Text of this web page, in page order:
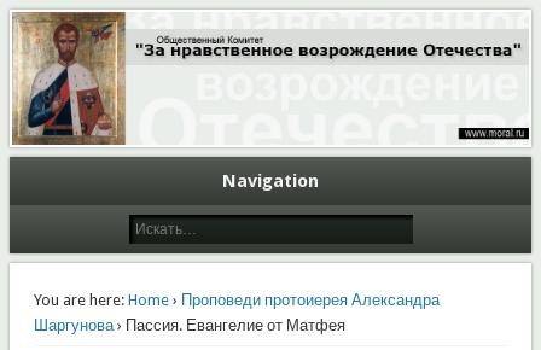
Moral.Ru
Общественный Комитет "За нравственное возрождение Отечества"
Navigation
You are here: Home› Проповеди протоиерея Александра
Шаргунова› Пассия. Евангелие от Матфея